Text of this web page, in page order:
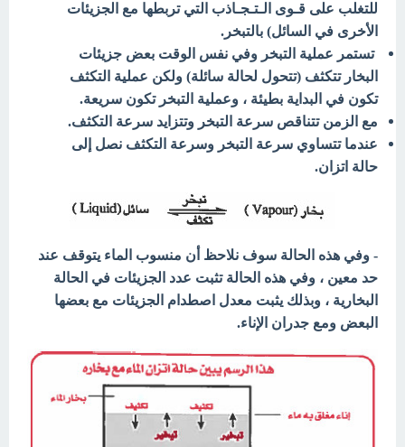
للتغلب على قـوى الـتـجـاذب التي تربطها مع الجزيئات
الأخرى في السائل) بالتبخر.
تستمر عملية التبخر وفي نفس الوقت بعض جزيئات
البخار تتكثف (تتحول لحالة سائلة) ولكن عملية التكثف
تكون في البداية بطيئة ، وعملية التبخر تكون سريعة.
مع الزمن تتناقص سرعة التبخر وتتزايد سرعة التكثف.
عندما تتساوي سرعة التبخر وسرعة التكثف نصل إلى
حالة اتزان.
- وفي هذه الحالة سوف نلاحظ أن منسوب الماء يتوقف عند
حد معين ، وفي هذه الحالة تثبت عدد الجزيئات في الحالة
البخارية ، وبذلك يثبت معدل اصطدام الجزيئات مع بعضها
البعض ومع جدران الإناء.